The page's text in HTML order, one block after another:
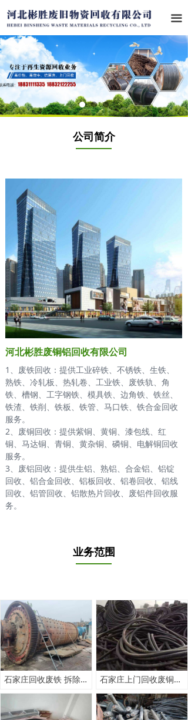
끀
首页
关于我们
业务范围
成功案例
行业资讯
公司简介
河北彬胜废铜铝回收有限公司
1、废铁回收：提供工业碎铁、不锈铁、生铁、
熟铁、冷轧板、热轧卷、工业铁、废铁轨、角
铁、槽钢、工字钢铁、模具铁、边角铁、铁丝、
铁渣、铁削、铁板、铁管、马口铁、铁合金回收
服务。
2、废铜回收：提供紫铜、黄铜、漆包线、红
铜、马达铜、青铜、黄杂铜、磷铜、电解铜回收
服务。
3、废铝回收：提供生铝、熟铝、合金铝、铝锭
回收、铝合金回收、铝板回收、铝卷回收、铝线
回收、铝管回收、铝散热片回收、废铝件回收服
务。
业务范围
石家庄回收废铁 拆除收购报废设备 石家庄上门回收废铜电话 废金属收购公司